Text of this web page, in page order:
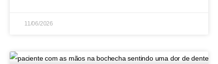
11/06/2026